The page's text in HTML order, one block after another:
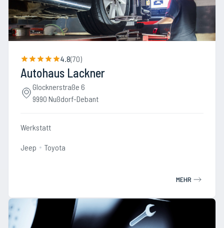
4.8(70)
Autohaus Lackner
Glocknerstraße 6
9990 Nußdorf-Debant
Werkstatt
Jeep Toyota
MEHR